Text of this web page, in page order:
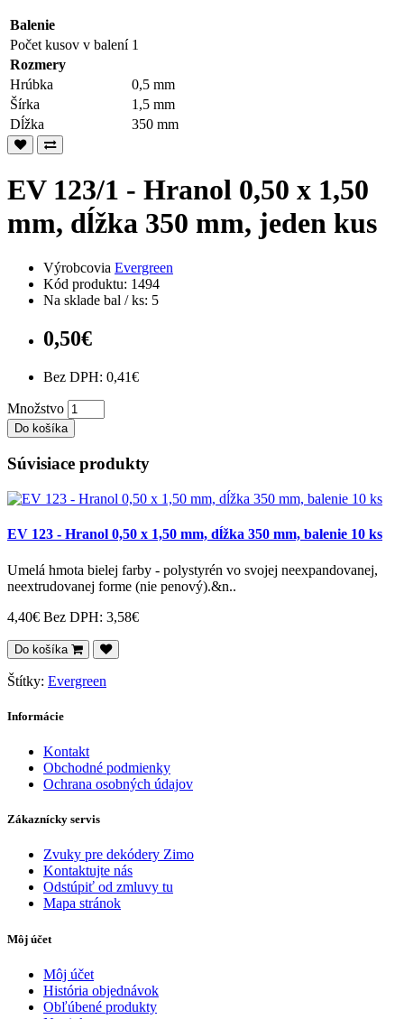
Balenie
Počet kusov v balení 1
Rozmery
Hrúbka
0,5 mm
Šírka
1,5 mm
Dĺžka
350 mm
EV 123/1 - Hranol 0,50 x 1,50
mm, dĺžka 350 mm, jeden kus
Výrobcovia Evergreen
Kód produktu: 1494
Na sklade bal / ks: 5
0,50€
Bez DPH: 0,41€
Množstvo
Do košíka
Súvisiace produkty
EV 123 - Hranol 0,50 x 1,50 mm, dĺžka 350 mm, balenie 10 ks
Umelá hmota bielej farby - polystyrén vo svojej neexpandovanej,
neextrudovanej forme (nie penový).&n..
4,40€ Bez DPH: 3,58€
Do košíka
Štítky: Evergreen
Informácie
Kontakt
Obchodné podmienky
Ochrana osobných údajov
Zákaznícky servis
Zvuky pre dekódery Zimo
Kontaktujte nás
Odstúpiť od zmluvy tu
Mapa stránok
Môj účet
Môj účet
História objednávok
Obľúbené produkty